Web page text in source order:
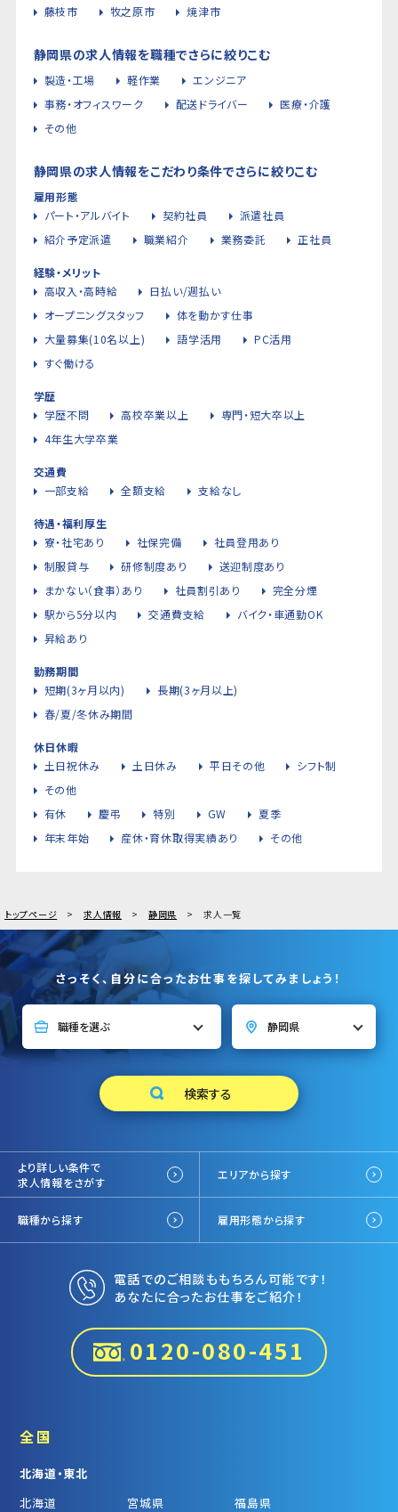
藤枝市 牧之原市 焼津市
静岡県の求人情報を職種でさらに絞りこむ
製造・工場 軽作業
エンジニア
事務・オフィスワーク
配送ドライバー
医療・介護
その他
静岡県の求人情報をこだわり条件でさらに絞りこむ
雇用形態
パート・アルバイト
契約社員
派遣社員
紹介予定派遣
職業紹介 業務委託 正社員
経験・メリット
高収入・高時給
日払い/週払い
オープニングスタッフ
体を動かす仕事
大量募集(10名以上)
語学活用
PC活用
すぐ働ける
学歴
学歴不問
高校卒業以上
専門・短大卒以上
4年生大学卒業
交通費
一部支給
全額支給 支給なし
待遇・福利厚生
寮・社宅あり
社保完備
社員登用あり
制服貸与
研修制度あり
送迎制度あり
まかない（食事）あり
社員割引あり
完全分煙
駅から5分以内
交通費支給
バイク・車通勤OK
昇給あり
勤務期間
短期(3ヶ月以内)
長期(3ヶ月以上)
春/夏/冬休み期間
休日休暇
土日祝休み
土日休み 平日その他
シフト制
その他
有休
慶弔 特別 GW
夏季
年末年始
産休・育休取得実績あり その他
トップページ 求人情報 静岡県 求人一覧
さっそく、自分に合ったお仕事を探してみましょう！
より詳しい条件で
求人情報をさがす
エリアから探す
職種から探す 雇用形態から探す
電話でのご相談ももちろん可能です！
あなたに合ったお仕事をご紹介！
0120-080-451
全国
北海道・東北
北海道
宮城県 福島県